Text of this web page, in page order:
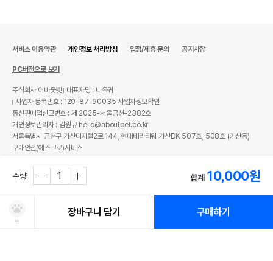
수량 합계 10,000원
찜
장바구니 담기 구매하기
서비스 이용약관 개인정보 처리방침 입점/제휴 문의 공지사항
PC버전으로 보기
주식회사 어바웃펫
대표자명 : 나옥귀
사업자 등록번호 : 120-87-90035사업자정보확인
통신판매업신고번호 : 제 2025-서울금천-2382호
개인정보관리자 : 김원규 hello@aboutpet.co.kr
서울특별시 금천구 가산디지털2로 144, 현대테라타워 가산DK 507호, 508호 (가산동)
구매안전(에스크로)서비스